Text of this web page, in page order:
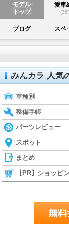
モデル
トップ
愛車
ブログ スペ
みんカラ 人気
車種別
整備手帳
パーツレビュー
スポット
まとめ
【PR】ショッピ